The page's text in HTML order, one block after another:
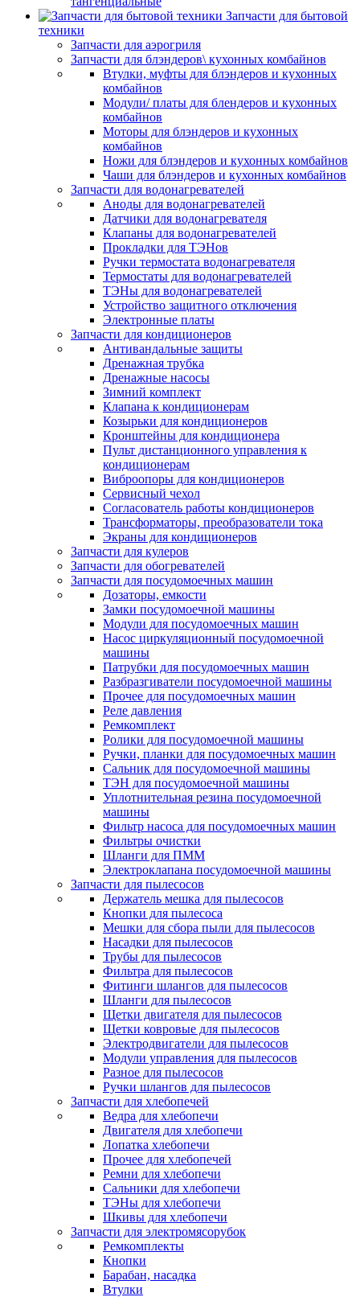
Запчасти для бытовой
техники
Запчасти для аэрогриля
Запчасти для блэндеров\ кухонных комбайнов
Втулки, муфты для блэндеров и кухонных
комбайнов
Модули/ платы для блендеров и кухонных
комбайнов
Моторы для блэндеров и кухонных
комбайнов
Ножи для блэндеров и кухонных комбайнов
Чаши для блэндеров и кухонных комбайнов
Запчасти для водонагревателей
Аноды для водонагревателей
Датчики для водонагревателя
Клапаны для водонагревателей
Прокладки для ТЭНов
Ручки термостата водонагревателя
Термостаты для водонагревателей
ТЭНы для водонагревателей
Устройство защитного отключения
Электронные платы
Запчасти для кондиционеров
Антивандальные защиты
Дренажная трубка
Дренажные насосы
Зимний комплект
Клапана к кондиционерам
Козырьки для кондиционеров
Кронштейны для кондиционера
Пульт дистанционного управления к
кондиционерам
Виброопоры для кондиционеров
Сервисный чехол
Согласователь работы кондиционеров
Трансформаторы, преобразователи тока
Экраны для кондиционеров
Запчасти для кулеров
Запчасти для обогревателей
Запчасти для посудомоечных машин
Дозаторы, емкости
Замки посудомоечной машины
Модули для посудомоечных машин
Насос циркуляционный посудомоечной
машины
Патрубки для посудомоечных машин
Разбразгиватели посудомоечной машины
Прочее для посудомоечных машин
Реле давления
Ремкомплект
Ролики для посудомоечной машины
Ручки, планки для посудомоечных машин
Сальник для посудомоечной машины
ТЭН для посудомоечной машины
Уплотнительная резина посудомоечной
машины
Фильтр насоса для посудомоечных машин
Фильтры очистки
Шланги для ПММ
Электроклапана посудомоечной машины
Запчасти для пылесосов
Держатель мешка для пылесосов
Кнопки для пылесоса
Мешки для сбора пыли для пылесосов
Насадки для пылесосов
Трубы для пылесосов
Фильтра для пылесосов
Фитинги шлангов для пылесосов
Шланги для пылесосов
Щетки двигателя для пылесосов
Щетки ковровые для пылесосов
Электродвигатели для пылесосов
Модули управления для пылесосов
Разное для пылесосов
Ручки шлангов для пылесосов
Запчасти для хлебопечей
Ведра для хлебопечи
Двигателя для хлебопечи
Лопатка хлебопечи
Прочее для хлебопечей
Ремни для хлебопечи
Сальники для хлебопечи
ТЭНы для хлебопечи
Шкивы для хлебопечи
Запчасти для электромясорубок
Ремкомплекты
Кнопки
Барабан, насадка
Втулки